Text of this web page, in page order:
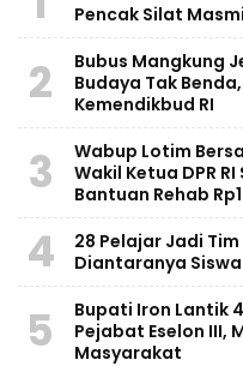
Pencak Silat
2
Bubus Mangkung
Budaya Tak
Kemendikbud RI
3
Wabup Lotim
Wakil Ketua DPR
Bantuan Rehab
4
28 Pelajar Jadi
Diantaranya Siswa
5
Bupati Iron Lantik
Pejabat Eselon III,
Masyarakat